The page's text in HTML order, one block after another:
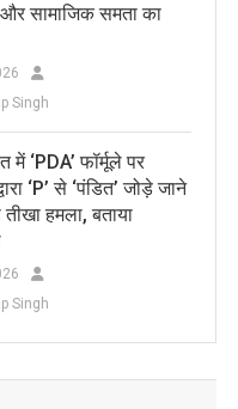
और सामाजिक समता का
Singh
में ‘PDA’ फॉर्मूले पर
‘P’ से ‘पंडित’ जोड़े जाने
तीखा हमला, बताया
Singh